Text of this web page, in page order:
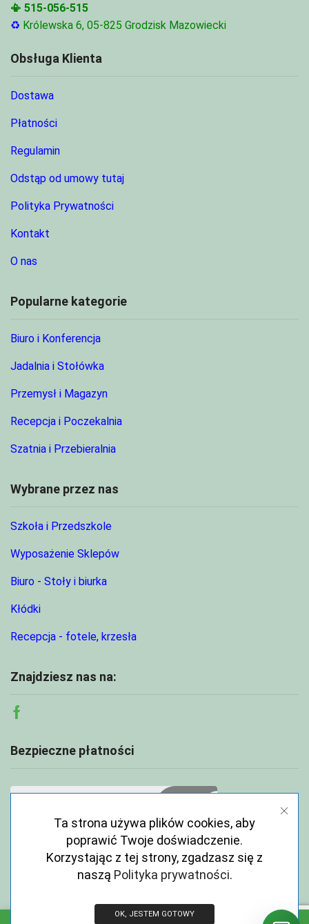
📳 515-056-515
♻ Królewska 6, 05-825 Grodzisk Mazowiecki
Obsługa Klienta
Dostawa
Płatności
Regulamin
Odstąp od umowy tutaj
Polityka Prywatności
Kontakt
O nas
Popularne kategorie
Biuro i Konferencja
Jadalnia i Stołówka
Przemysł i Magazyn
Recepcja i Poczekalnia
Szatnia i Przebieralnia
Wybrane przez nas
Szkoła i Przedszkole
Wyposażenie Sklepów
Biuro - Stoły i biurka
Kłódki
Recepcja - fotele, krzesła
Znajdziesz nas na:
Facebook
Bezpieczne płatności
Ta strona używa plików cookies, aby
poprawić Twoje doświadczenie.
Korzystając z tej strony, zgadzasz się z
naszą Polityka prywatności.
OK, JESTEM GOTOWY